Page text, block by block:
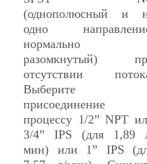
(однополюсный и
одно
нормально
разомкнутый)
отсутствии
Выберите
присоединение
процессу 1/2” NPT
3/4” IPS (для 1,89
мин) или 1” IPS